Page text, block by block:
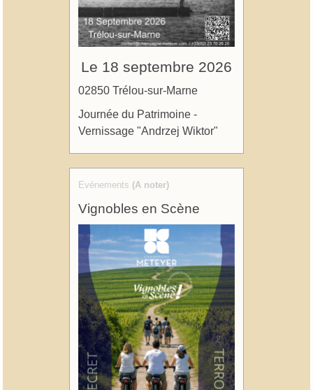
Le 18 septembre 2026
02850 Trélou-sur-Marne
Journée du Patrimoine -
Vernissage "Andrzej Wiktor"
Evénements (A noter)
Vignobles en Scène